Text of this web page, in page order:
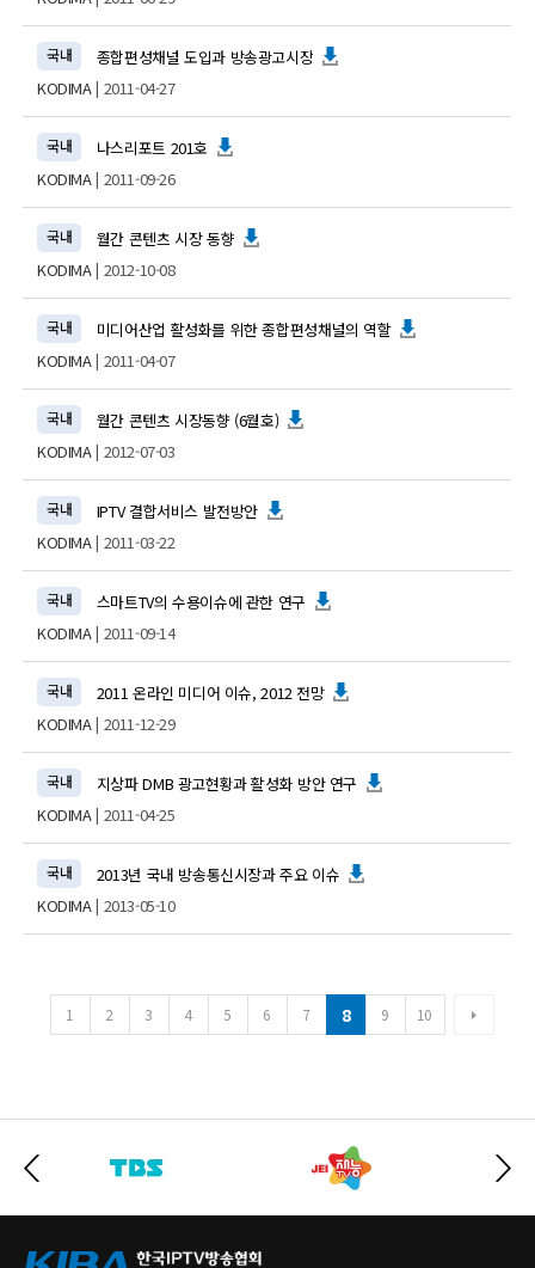
국내
종합편성채널 도입과 방송광고시장
KODIMA| 2011-04-27
국내
나스리포트 201호
KODIMA| 2011-09-26
국내
월간 콘텐츠 시장 동향
KODIMA| 2012-10-08
국내
미디어산업 활성화를 위한 종합편성채널의 역할
KODIMA| 2011-04-07
국내
월간 콘텐츠 시장동향 (6월호)
KODIMA| 2012-07-03
국내
IPTV 결합서비스 발전방안
KODIMA| 2011-03-22
국내
스마트TV의 수용이슈에 관한 연구
KODIMA| 2011-09-14
국내
2011 온라인 미디어 이슈, 2012 전망
KODIMA| 2011-12-29
국내
지상파 DMB 광고현황과 활성화 방안 연구
KODIMA| 2011-04-25
국내
2013년 국내 방송통신시장과 주요 이슈
KODIMA| 2013-05-10
1 2 3 4 5 6 7 8 9 10